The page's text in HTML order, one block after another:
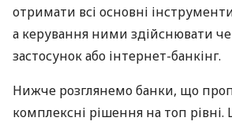
отримати всі основні
а керування ними здійснювати
застосунок або інтернет-банкінг.
Нижче розглянемо банки, що
комплексні рішення на топ